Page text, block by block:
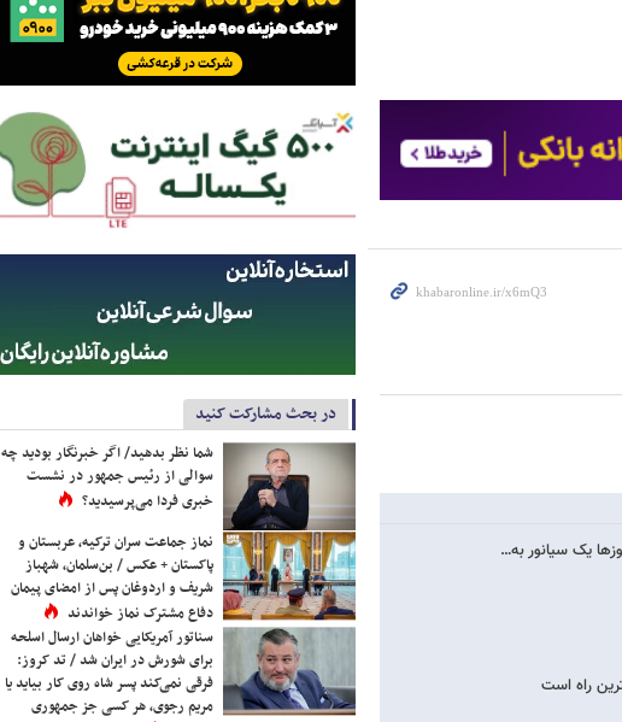
یک سیانور به…
راه است
در بحث مشارکت کنید
شما نظر بدهید/ اگر خبرنگار بودید چه
سوالی از رئیس جمهور در نشست
خبری فردا می‌پرسیدید؟
نماز جماعت سران ترکیه، عربستان و
پاکستان + عکس / بن‌سلمان، شهباز
شریف و اردوغان پس از امضای پیمان
دفاع مشترک نماز خواندند
سناتور آمریکایی خواهان ارسال اسلحه
برای شورش در ایران شد / تد کروز:
فرقی نمی‌کند پسر شاه روی کار بیاید یا
مریم رجوی، هر کسی جز جمهوری